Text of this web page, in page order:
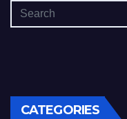
CATEGORIES